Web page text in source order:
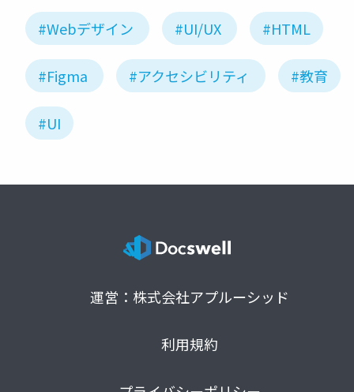
#Webデザイン #UI/UX #HTML
#Figma #アクセシビリティ #教育
#UI
運営：株式会社アプルーシッド
利用規約